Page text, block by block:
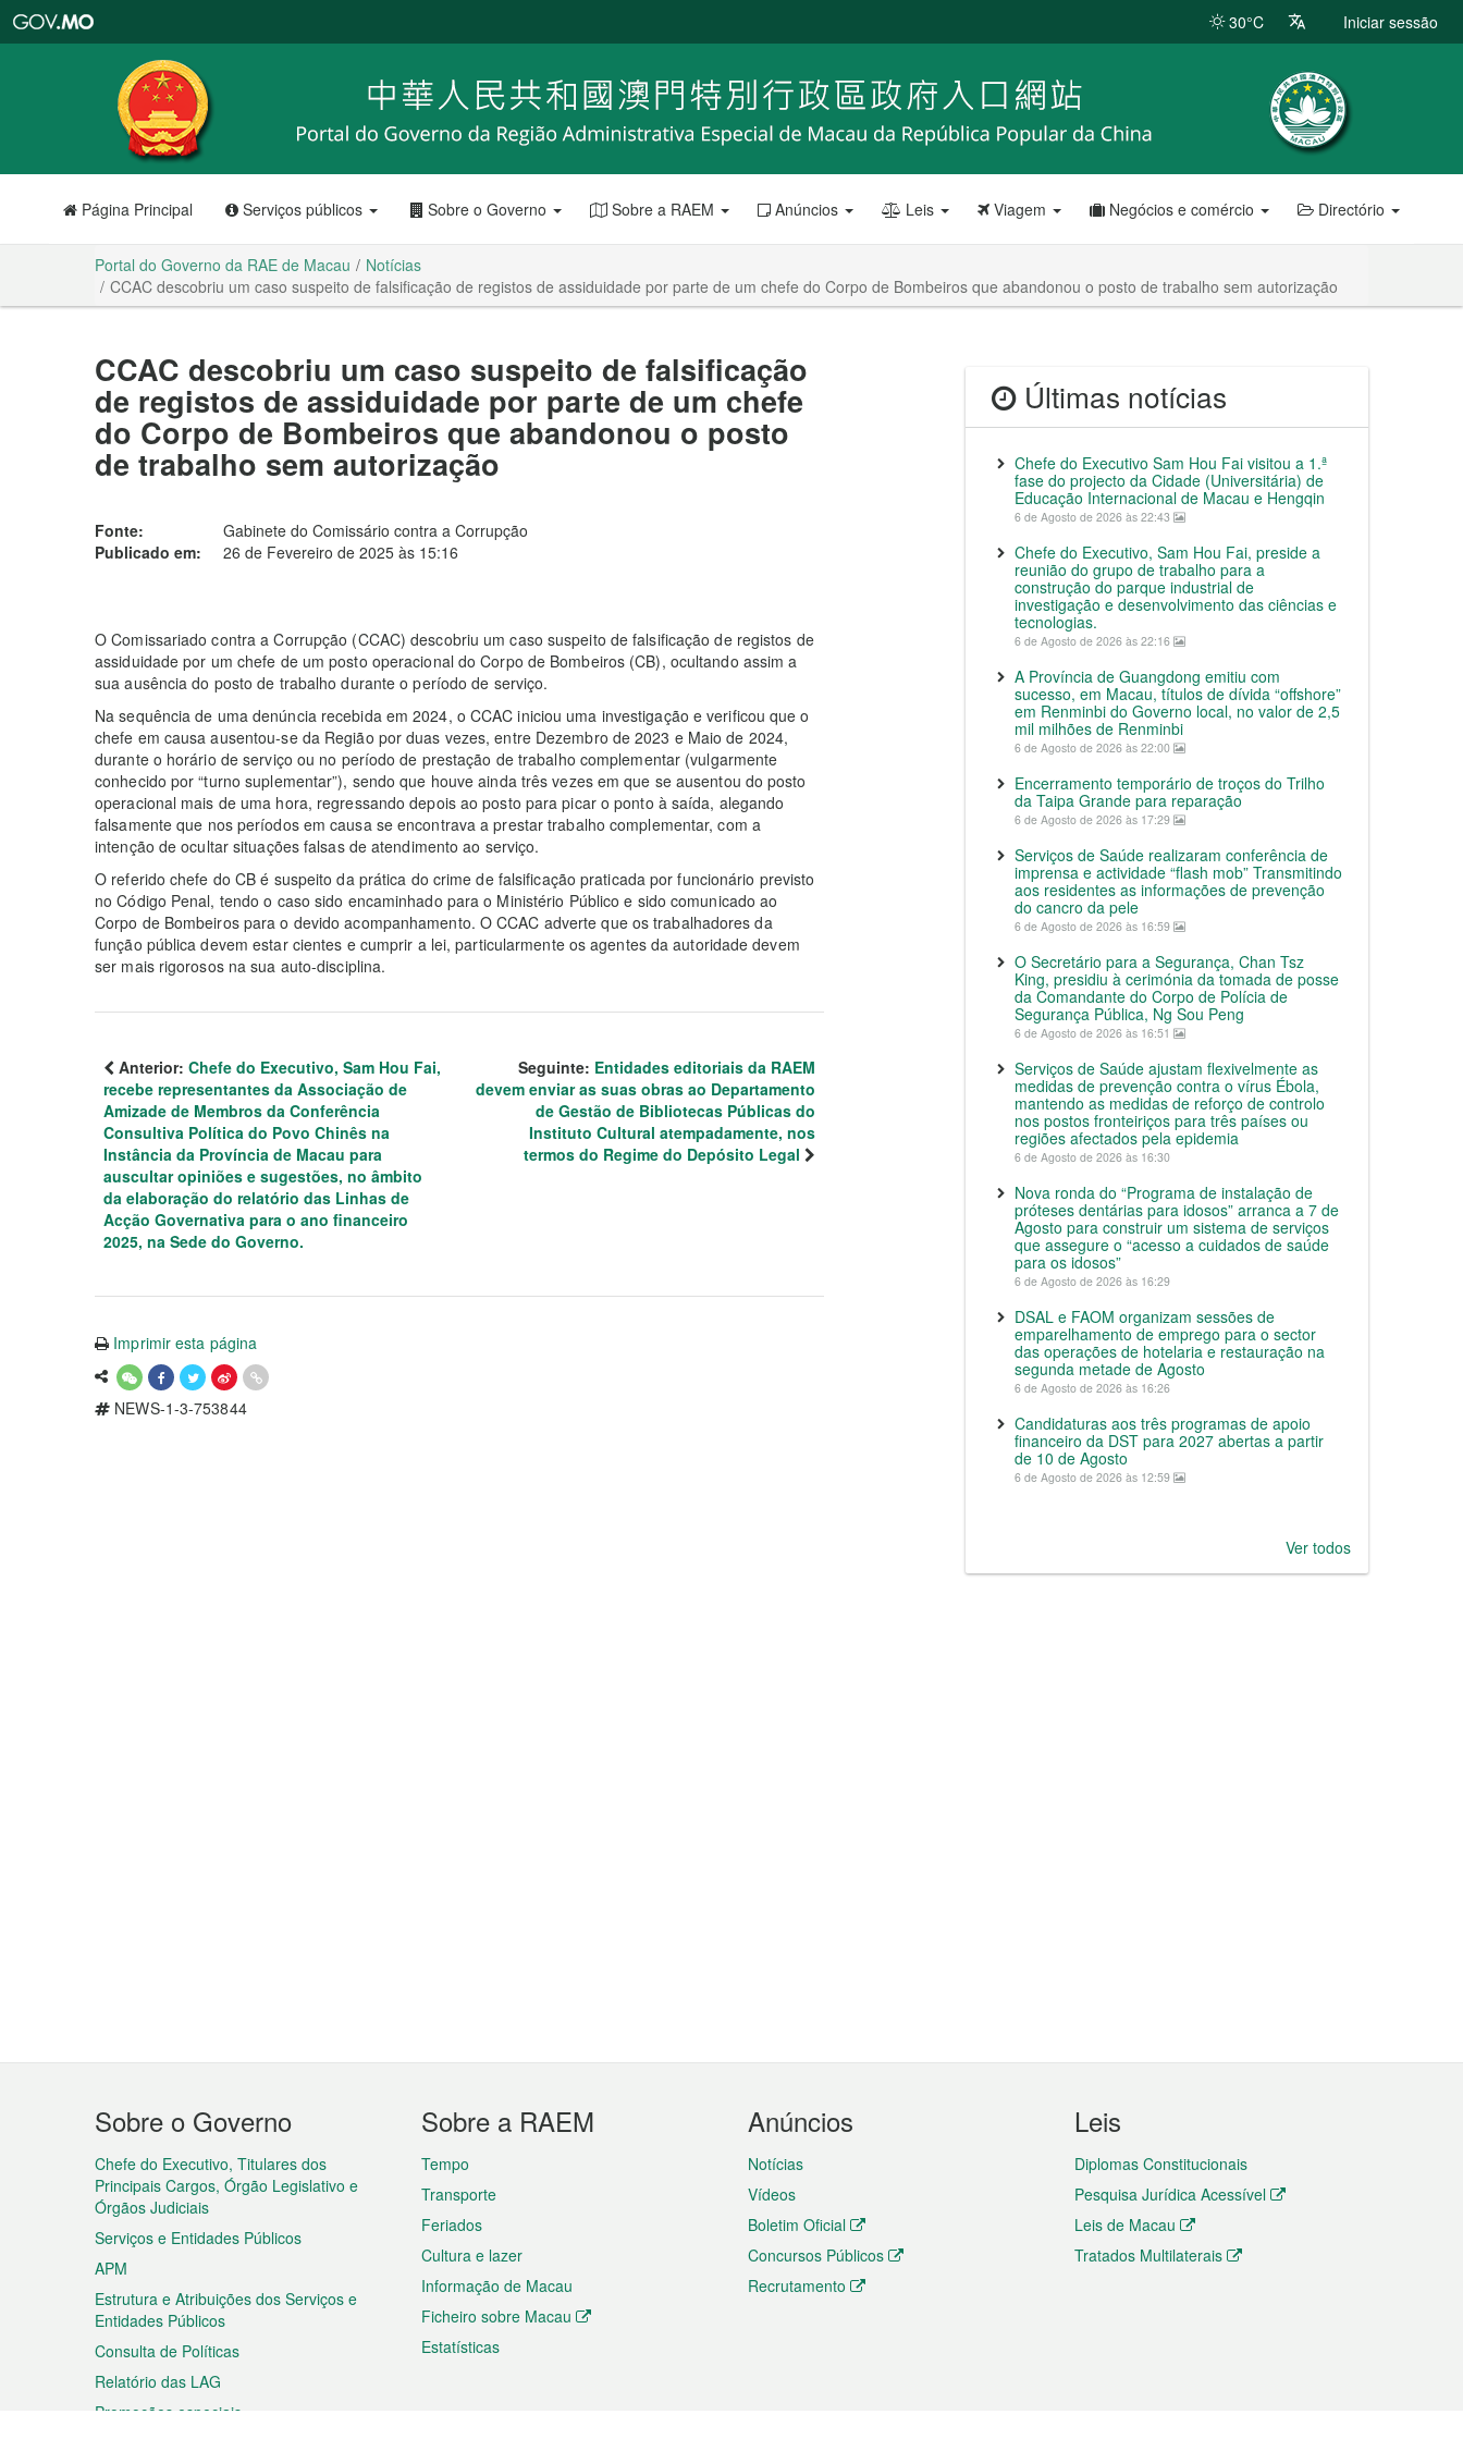
RAE
de
Macau
30°C Iniciar sessão
Página Principal Serviços públicos Sobre o Governo Sobre a RAEM Anúncios Leis Viagem Negócios e comércio Directório
Portal do Governo da RAE de Macau
Notícias
CCAC descobriu um caso suspeito de falsificação de registos de assiduidade por parte de um chefe do Corpo de Bombeiros que abandonou o posto de trabalho sem autorização
CCAC descobriu um caso suspeito de falsificação
de registos de assiduidade por parte de um chefe
do Corpo de Bombeiros que abandonou o posto
de trabalho sem autorização
Fonte:
Gabinete do Comissário contra a Corrupção
Publicado em:
26 de Fevereiro de 2025 às 15:16
O Comissariado contra a Corrupção (CCAC) descobriu um caso suspeito de falsificação de registos de
assiduidade por um chefe de um posto operacional do Corpo de Bombeiros (CB), ocultando assim a
sua ausência do posto de trabalho durante o período de serviço.
Na sequência de uma denúncia recebida em 2024, o CCAC iniciou uma investigação e verificou que o
chefe em causa ausentou-se da Região por duas vezes, entre Dezembro de 2023 e Maio de 2024,
durante o horário de serviço ou no período de prestação de trabalho complementar (vulgarmente
conhecido por “turno suplementar”), sendo que houve ainda três vezes em que se ausentou do posto
operacional mais de uma hora, regressando depois ao posto para picar o ponto à saída, alegando
falsamente que nos períodos em causa se encontrava a prestar trabalho complementar, com a
intenção de ocultar situações falsas de atendimento ao serviço.
O referido chefe do CB é suspeito da prática do crime de falsificação praticada por funcionário previsto
no Código Penal, tendo o caso sido encaminhado para o Ministério Público e sido comunicado ao
Corpo de Bombeiros para o devido acompanhamento. O CCAC adverte que os trabalhadores da
função pública devem estar cientes e cumprir a lei, particularmente os agentes da autoridade devem
ser mais rigorosos na sua auto-disciplina.
Anterior: Chefe do Executivo, Sam Hou Fai,
recebe representantes da Associação de
Amizade de Membros da Conferência
Consultiva Política do Povo Chinês na
Instância da Província de Macau para
auscultar opiniões e sugestões, no âmbito
da elaboração do relatório das Linhas de
Acção Governativa para o ano financeiro
2025, na Sede do Governo.
Seguinte: Entidades editoriais da RAEM
devem enviar as suas obras ao Departamento
de Gestão de Bibliotecas Públicas do
Instituto Cultural atempadamente, nos
termos do Regime do Depósito Legal
Imprimir esta página
NEWS-1-3-753844
Últimas notícias
Chefe do Executivo Sam Hou Fai visitou a 1.ª
fase do projecto da Cidade (Universitária) de
Educação Internacional de Macau e Hengqin
6 de Agosto de 2026 às 22:43
Chefe do Executivo, Sam Hou Fai, preside a
reunião do grupo de trabalho para a
construção do parque industrial de
investigação e desenvolvimento das ciências e
tecnologias.
6 de Agosto de 2026 às 22:16
A Província de Guangdong emitiu com
sucesso, em Macau, títulos de dívida “offshore”
em Renminbi do Governo local, no valor de 2,5
mil milhões de Renminbi
6 de Agosto de 2026 às 22:00
Encerramento temporário de troços do Trilho
da Taipa Grande para reparação
6 de Agosto de 2026 às 17:29
Serviços de Saúde realizaram conferência de
imprensa e actividade “flash mob” Transmitindo
aos residentes as informações de prevenção
do cancro da pele
6 de Agosto de 2026 às 16:59
O Secretário para a Segurança, Chan Tsz
King, presidiu à cerimónia da tomada de posse
da Comandante do Corpo de Polícia de
Segurança Pública, Ng Sou Peng
6 de Agosto de 2026 às 16:51
Serviços de Saúde ajustam flexivelmente as
medidas de prevenção contra o vírus Ébola,
mantendo as medidas de reforço de controlo
nos postos fronteiriços para três países ou
regiões afectados pela epidemia
6 de Agosto de 2026 às 16:30
Nova ronda do “Programa de instalação de
próteses dentárias para idosos” arranca a 7 de
Agosto para construir um sistema de serviços
que assegure o “acesso a cuidados de saúde
para os idosos”
6 de Agosto de 2026 às 16:29
DSAL e FAOM organizam sessões de
emparelhamento de emprego para o sector
das operações de hotelaria e restauração na
segunda metade de Agosto
6 de Agosto de 2026 às 16:26
Candidaturas aos três programas de apoio
financeiro da DST para 2027 abertas a partir
de 10 de Agosto
6 de Agosto de 2026 às 12:59
Ver todos
Menu
do
rodapé
Sobre o Governo
Chefe do Executivo, Titulares dos
Principais Cargos, Órgão Legislativo e
Órgãos Judiciais
Serviços e Entidades Públicos
APM
Estrutura e Atribuições dos Serviços e
Entidades Públicos
Consulta de Políticas
Relatório das LAG
Promoções especiais
Sobre a RAEM
Tempo
Transporte
Feriados
Cultura e lazer
Informação de Macau
Ficheiro sobre Macau
Estatísticas
Anúncios
Notícias
Vídeos
Boletim Oficial
Concursos Públicos
Recrutamento
Leis
Diplomas Constitucionais
Pesquisa Jurídica Acessível
Leis de Macau
Tratados Multilaterais